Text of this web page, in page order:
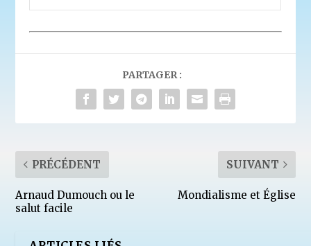
PARTAGER :
PRÉCÉDENT
Arnaud Dumouch ou le
salut facile
SUIVANT
Mondialisme et Église